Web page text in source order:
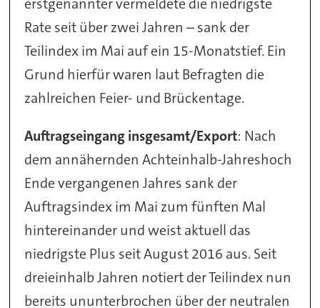
Rate seit über zwei Jahren – sank der
Teilindex im Mai auf ein 15-Monatstief. Ein
Grund hierfür waren laut Befragten die
zahlreichen Feier- und Brückentage.
Auftragseingang insgesamt/Export: Nach
dem annähernden Achteinhalb-Jahreshoch
Ende vergangenen Jahres sank der
Auftragsindex im Mai zum fünften Mal
hintereinander und weist aktuell das
niedrigste Plus seit August 2016 aus. Seit
dreieinhalb Jahren notiert der Teilindex nun
bereits ununterbrochen über der neutralen